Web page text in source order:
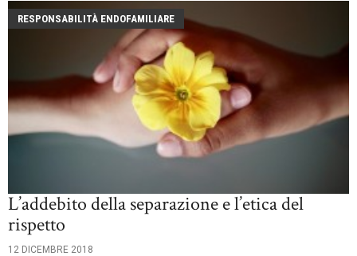
RESPONSABILITÀ ENDOFAMILIARE
L’addebito della separazione e l’etica del
rispetto
12 DICEMBRE 2018